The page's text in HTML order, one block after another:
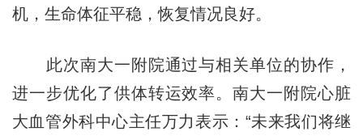
机，生命体征平稳，恢复情况良好。
此次南大一附院通过与相关单位的协作，
进一步优化了供体转运效率。南大一附院心脏
大血管外科中心主任万力表示：“未来我们将继